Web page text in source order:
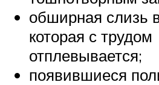
обширная слизь
которая с трудом
отплевывается;
появившиеся